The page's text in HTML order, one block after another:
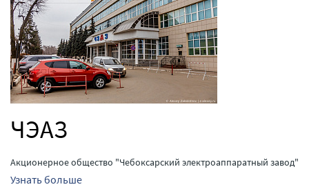
ЧЭАЗ
Акционерное общество "Чебоксарский электроаппаратный завод"
Узнать больше